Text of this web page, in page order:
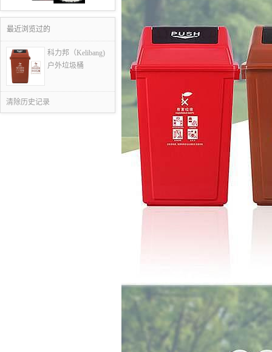
最近浏览过的
科力邦（Kelibang)
户外垃圾桶
清除历史记录